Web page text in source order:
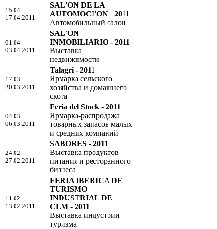
15.04
17.04.2011
SAL'ON DE LA
AUTOMOCI'ON - 2011
Автомобильный салон
01.04
03.04.2011
SAL'ON
INMOBILIARIO - 2011
Выставка
недвижимости
17.03
20.03.2011
Talagri - 2011
Ярмарка сельского
хозяйства и домашнего
скота
04.03
06.03.2011
Feria del Stock - 2011
Ярмарка-распродажа
товарных запасов малых
и средних компаний
24.02
27.02.2011
SABORES - 2011
Выставка продуктов
питания и ресторанного
бизнеса
11.02
13.02.2011
FERIA IBERICA DE
TURISMO
INDUSTRIAL DE
CLM - 2011
Выставка индустрии
туризма